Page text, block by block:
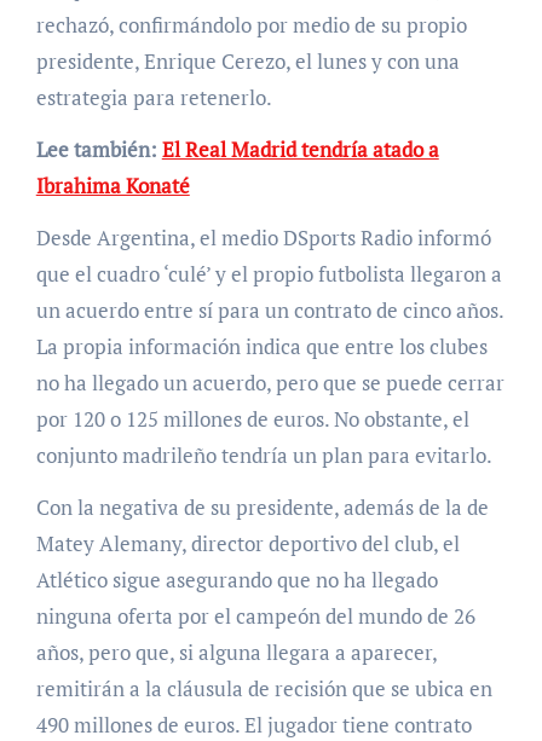
rechazó, confirmándolo por medio de su propio
presidente, Enrique Cerezo, el lunes y con una
estrategia para retenerlo.
Lee también: El Real Madrid tendría atado a
Ibrahima Konaté
Desde Argentina, el medio DSports Radio informó
que el cuadro ‘culé’ y el propio futbolista llegaron a
un acuerdo entre sí para un contrato de cinco años.
La propia información indica que entre los clubes
no ha llegado un acuerdo, pero que se puede cerrar
por 120 o 125 millones de euros. No obstante, el
conjunto madrileño tendría un plan para evitarlo.
Con la negativa de su presidente, además de la de
Matey Alemany, director deportivo del club, el
Atlético sigue asegurando que no ha llegado
ninguna oferta por el campeón del mundo de 26
años, pero que, si alguna llegara a aparecer,
remitirán a la cláusula de recisión que se ubica en
490 millones de euros. El jugador tiene contrato